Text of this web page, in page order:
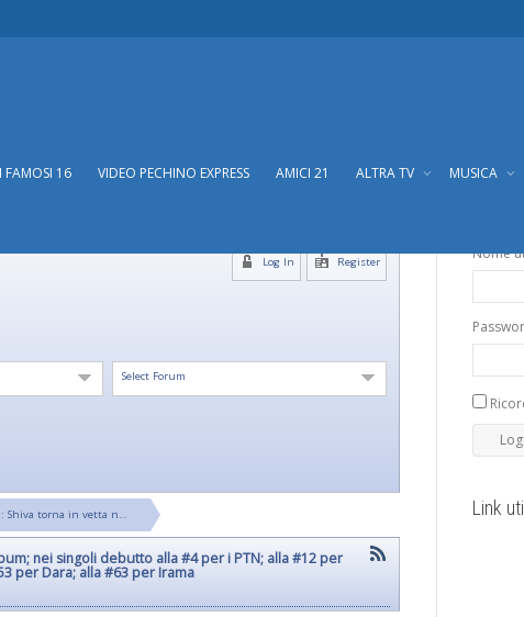
FAMOSI 16 VIDEO PECHINO EXPRESS AMICI 21 ALTRA TV MUSICA
Register
Log In
Select Forum
Shiva torna in vetta n…
nei singoli debutto alla #4 per i PTN; alla #12 per
per Dara; alla #63 per Irama
Nome
Link